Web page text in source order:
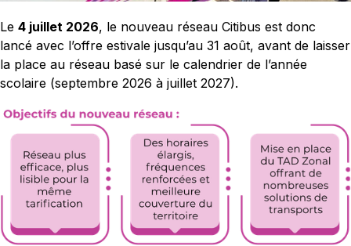
Le 4 juillet 2026, le nouveau réseau Citibus est donc
lancé avec l’offre estivale jusqu’au 31 août, avant de laisser
la place au réseau basé sur le calendrier de l’année
scolaire (septembre 2026 à juillet 2027).